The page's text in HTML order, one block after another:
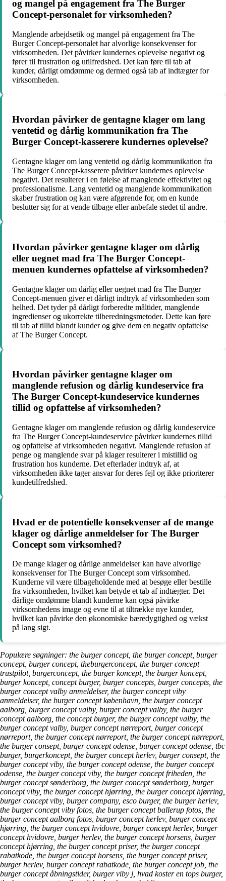
og mangel på engagement fra The Burger
Concept-personalet for virksomheden?
Manglende arbejdsetik og mangel på engagement fra The
Burger Concept-personalet har alvorlige konsekvenser for
virksomheden. Det påvirker kundernes oplevelse negativt og
fører til frustration og utilfredshed. Det kan føre til tab af
kunder, dårligt omdømme og dermed også tab af indtægter for
virksomheden.
Hvordan påvirker de gentagne klager om lang
ventetid og dårlig kommunikation fra The
Burger Concept-kasserere kundernes oplevelse?
Gentagne klager om lang ventetid og dårlig kommunikation fra
The Burger Concept-kasserere påvirker kundernes oplevelse
negativt. Det resulterer i en følelse af manglende effektivitet og
professionalisme. Lang ventetid og manglende kommunikation
skaber frustration og kan være afgørende for, om en kunde
beslutter sig for at vende tilbage eller anbefale stedet til andre.
Hvordan påvirker gentagne klager om dårlig
eller uegnet mad fra The Burger Concept-
menuen kundernes opfattelse af virksomheden?
Gentagne klager om dårlig eller uegnet mad fra The Burger
Concept-menuen giver et dårligt indtryk af virksomheden som
helhed. Det tyder på dårligt forberedte måltider, manglende
ingredienser og ukorrekte tilberedningsmetoder. Dette kan føre
til tab af tillid blandt kunder og give dem en negativ opfattelse
af The Burger Concept.
Hvordan påvirker gentagne klager om
manglende refusion og dårlig kundeservice fra
The Burger Concept-kundeservice kundernes
tillid og opfattelse af virksomheden?
Gentagne klager om manglende refusion og dårlig kundeservice
fra The Burger Concept-kundeservice påvirker kundernes tillid
og opfattelse af virksomheden negativt. Manglende refusion af
penge og manglende svar på klager resulterer i mistillid og
frustration hos kunderne. Det efterlader indtryk af, at
virksomheden ikke tager ansvar for deres fejl og ikke prioriterer
kundetilfredshed.
Hvad er de potentielle konsekvenser af de mange
klager og dårlige anmeldelser for The Burger
Concept som virksomhed?
De mange klager og dårlige anmeldelser kan have alvorlige
konsekvenser for The Burger Concept som virksomhed.
Kunderne vil være tilbageholdende med at besøge eller bestille
fra virksomheden, hvilket kan betyde et tab af indtægter. Det
dårlige omdømme blandt kunderne kan også påvirke
virksomhedens image og evne til at tiltrække nye kunder,
hvilket kan påvirke den økonomiske bæredygtighed og vækst
på lang sigt.
Populære søgninger: the burger concept, the burger concept, burger
concept, burger concept, theburgerconcept, the burger concept
trustpilot, burgerconcept, the burger koncept, the burger koncept,
burger koncept, concept burger, burger concepts, burger concepts, the
burger concept valby anmeldelser, the burger concept viby
anmeldelser, the burger concept københavn, the burger concept
aalborg, burger concept valby, burger concept valby, the burger
concept aalborg, the concept burger, the burger concept valby, the
burger concept valby, burger concept nørreport, burger concept
nørreport, the burger concept nørreport, the burger concept nørreport,
the burger consept, burger concept odense, burger concept odense, tbc
burger, burgerkoncept, the burger concept herlev, burger consept, the
burger concept viby, the burger concept odense, the burger concept
odense, the burger concept viby, the burger concept friheden, the
burger concept sønderborg, the burger concept sønderborg, burger
concept viby, the burger concept hjørring, the burger concept hjørring,
burger concept viby, burger company, esco burger, the burger herlev,
the burger concept viby fotos, the burger concept ballerup fotos, the
burger concept aalborg fotos, burger concept herlev, burger concept
hjørring, the burger concept hvidovre, burger concept herlev, burger
concept hvidovre, burger herlev, the burger concept horsens, burger
concept hjørring, the burger concept priser, the burger concept
rabatkode, the burger concept horsens, the burger concept priser,
burger herlev, burger concept rabatkode, the burger concept job, the
burger concept åbningstider, burger viby j, hvad koster en tops burger,